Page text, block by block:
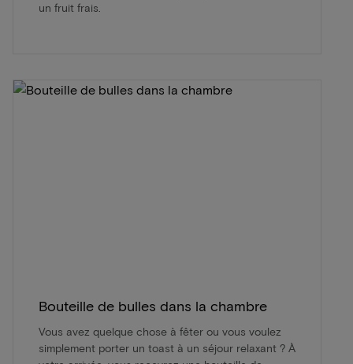
un fruit frais.
Bouteille de bulles dans la chambre
Vous avez quelque chose à fêter ou vous voulez
simplement porter un toast à un séjour relaxant ? À